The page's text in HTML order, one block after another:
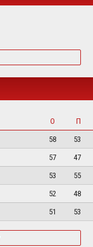
О
П
58
53
57
47
53
55
52
48
51 53